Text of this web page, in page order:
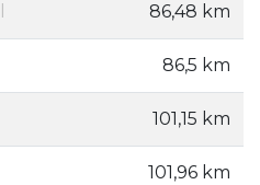
86,48 km
86,5 km
101,15 km
101,96 km